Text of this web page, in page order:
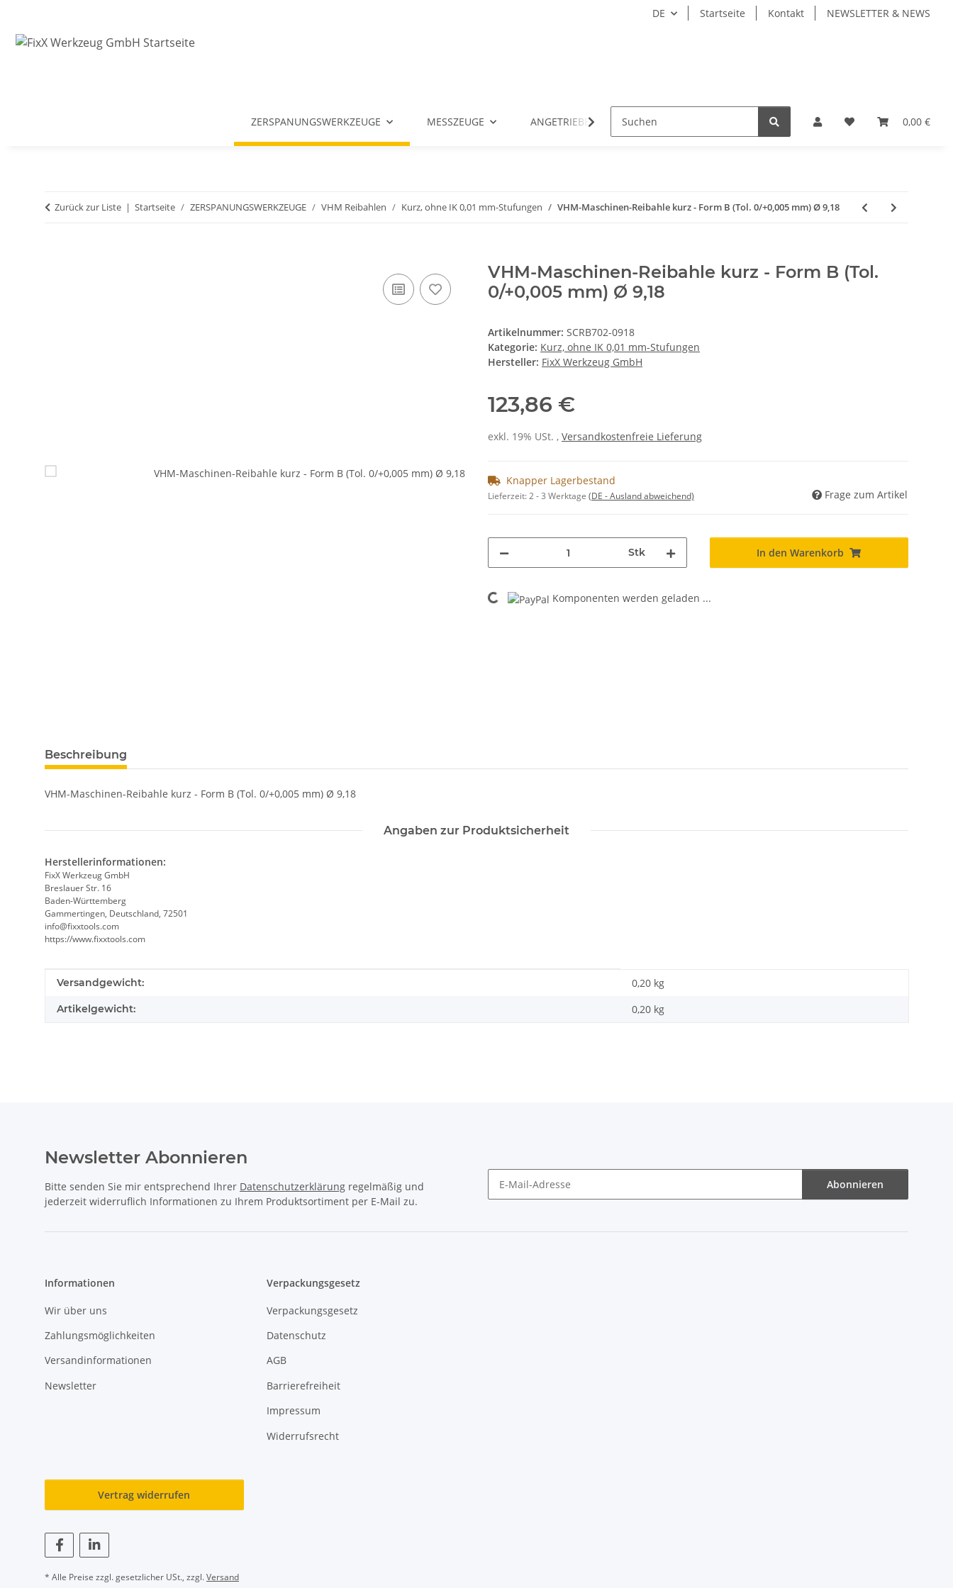
DE Startseite Kontakt NEWSLETTER & NEWS
0,00 €
ZERSPANUNGSWERKZEUGE MESSZEUGE ANGETRIEBENE WERKZEUGE WERKZEUGAUFNAHMEN
Zurück zur Liste Startseite ZERSPANUNGSWERKZEUGE VHM Reibahlen Kurz, ohne IK 0,01 mm-Stufungen VHM-Maschinen-Reibahle kurz - Form B (Tol. 0/+0,005 mm) Ø 9,18
VHM-Maschinen-Reibahle kurz - Form B (Tol.
0/+0,005 mm) Ø 9,18
Artikelnummer: SCRB702-0918
Kategorie: Kurz, ohne IK 0,01 mm-Stufungen
Hersteller: FixX Werkzeug GmbH
123,86 €
exkl. 19% USt. , Versandkostenfreie Lieferung
Knapper Lagerbestand
Lieferzeit:2 - 3 Werktage (DE - Ausland abweichend) Frage zum Artikel
Stk In den Warenkorb
Loading... Komponenten werden geladen ...
Beschreibung
VHM-Maschinen-Reibahle kurz - Form B (Tol. 0/+0,005 mm) Ø 9,18
Angaben zur Produktsicherheit
Herstellerinformationen:
FixX Werkzeug GmbH
Breslauer Str. 16
Baden-Württemberg
Gammertingen, Deutschland, 72501
info@fixxtools.com
https://www.fixxtools.com
Produkteigenschaft
Wert
Versandgewicht: 0,20 kg
Artikelgewicht: 0,20 kg
Newsletter Abonnieren
Bitte senden Sie mir entsprechend Ihrer Datenschutzerklärung regelmäßig und
jederzeit widerruflich Informationen zu Ihrem Produktsortiment per E-Mail zu.
Abonnieren
Informationen
Wir über uns
Zahlungsmöglichkeiten
Versandinformationen
Newsletter
Verpackungsgesetz
Verpackungsgesetz
Datenschutz
AGB
Barrierefreiheit
Impressum
Widerrufsrecht
Vertrag widerrufen
* Alle Preise zzgl. gesetzlicher USt., zzgl.Versand